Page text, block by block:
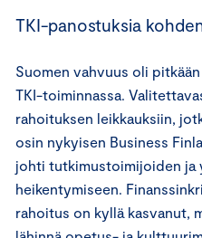
TKI-panostuksia
Suomen vahvuus oli
TKI-toiminnassa.
rahoituksen leikkauksiin,
osin nykyisen Business
johti tutkimustoimijoiden
heikentymiseen.
rahoitus on kyllä kasvanut,